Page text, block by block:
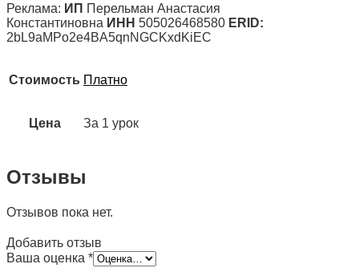
Реклама: ИП Перельман Анастасия
Константиновна ИНН 505026468580 ERID:
2bL9aMPo2e4BA5qnNGCKxdKiEC
Стоимость Платно
Цена За 1 урок
Отзывы
Отзывов пока нет.
Добавить отзыв
Ваша оценка *